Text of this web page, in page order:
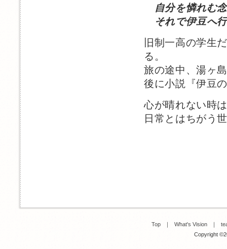
自分を憐れむ
それで伊豆へ
旧制一高の学生
る。
旅の途中、湯ヶ
後に小説『伊豆
心が晴れない時
日常とはちがう
Top What's Vision
Copyright